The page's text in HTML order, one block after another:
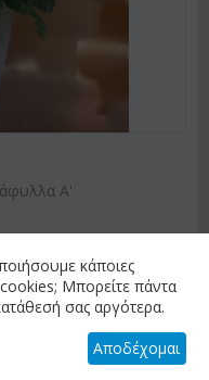
Α'
κάποιες
Μπορείτε πάντα
σας αργότερα.
Αποδέχομαι